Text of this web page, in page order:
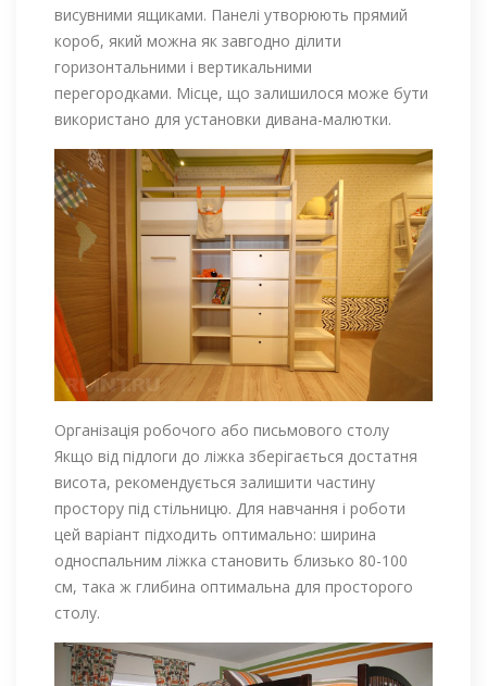
висувними ящиками. Панелі утворюють прямий
короб, який можна як завгодно ділити
горизонтальними і вертикальними
перегородками. Місце, що залишилося може бути
використано для установки дивана-малютки.
Організація робочого або письмового столу
Якщо від підлоги до ліжка зберігається достатня
висота, рекомендується залишити частину
простору під стільницю. Для навчання і роботи
цей варіант підходить оптимально: ширина
односпальним ліжка становить близько 80-100
см, така ж глибина оптимальна для просторого
столу.